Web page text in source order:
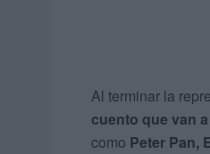
Al terminar la
cuento que van
como Peter Pan,